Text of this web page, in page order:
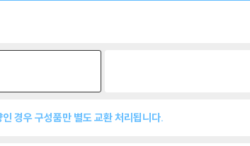
경우 구성품만 별도 교환 처리됩니다.